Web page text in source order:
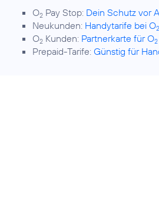
O2 Pay Stop: Dein Schutz vor
Neukunden: Handytarife bei O2
O2 Kunden: Partnerkarte für O2
Prepaid-Tarife: Günstig für